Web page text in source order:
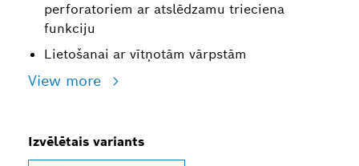
perforatoriem ar atslēdzamu trieciena
funkciju
Lietošanai ar vītņotām vārpstām
View more
Izvēlētais variants